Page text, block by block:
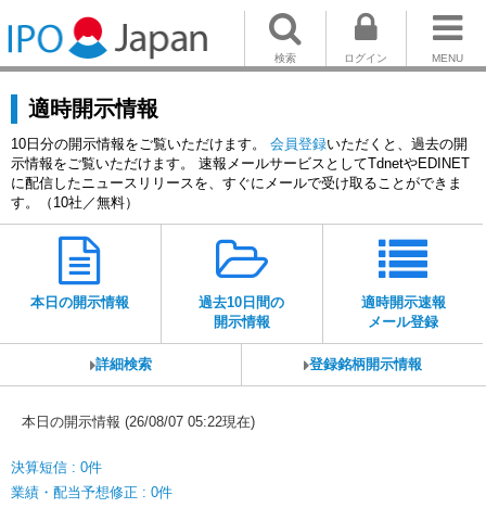
MENU
ログイン
検索
適時開示情報
10日分の開示情報をご覧いただけます。 会員登録いただくと、過去の開
示情報をご覧いただけます。 速報メールサービスとしてTdnetやEDINET
に配信したニュースリリースを、すぐにメールで受け取ることができま
す。（10社／無料）
本日の開示情報
過去10日間の
開示情報
適時開示速報
メール登録
詳細検索 登録銘柄開示情報
本日の開示情報 (26/08/07 05:22現在)
決算短信 : 0件
業績・配当予想修正 : 0件